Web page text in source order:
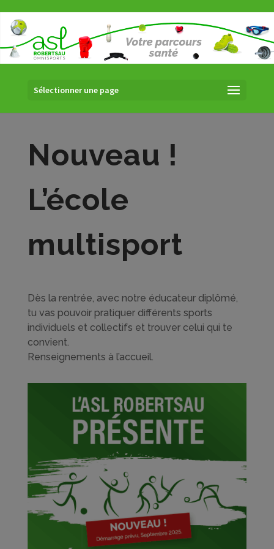
Sélectionner une page
Nouveau !
L’école
multisport
Dès la rentrée, avec notre éducateur diplômé,
tu vas pouvoir pratiquer différents sports
individuels et collectifs et trouver celui qui te
convient.
Renseignements à l’accueil.